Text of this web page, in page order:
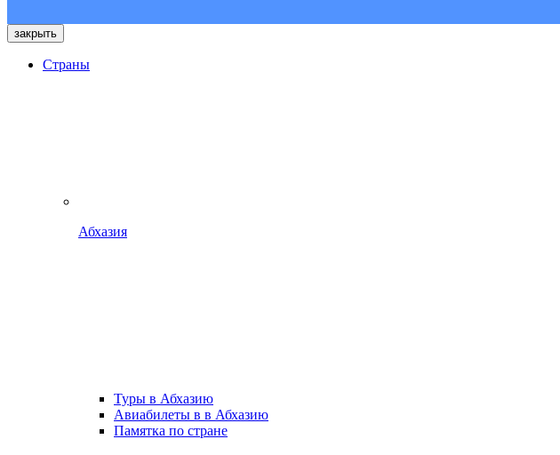
закрыть
Страны
Абхазия
Туры в Абхазию
Авиабилеты в в Абхазию
Памятка по стране